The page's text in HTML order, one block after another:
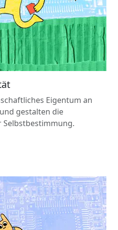
Eigentum an
gestalten die